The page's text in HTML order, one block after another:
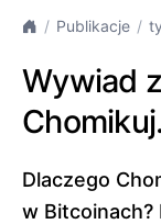
Publikacje
Wywiad
Dlaczego
w Bitcoinach?